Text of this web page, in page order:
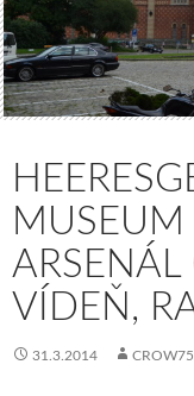
ARSENÁL
VÍDEŇ,
31.3.2014 CROW75